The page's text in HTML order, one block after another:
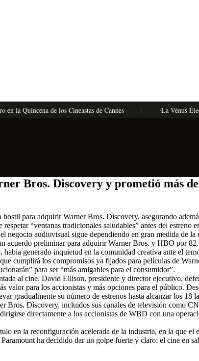
Quincena de los Cineastas de Cannes La Vénus
Bros. Discovery y prometió más de
para adquirir Warner Bros. Discovery, asegurando
“ventanas tradicionales saludables” antes del estreno
audiovisual sigue dependiendo en gran medida de la
acuerdo preliminar para adquirir Warner Bros. y HBO por
generado inquietud en la comunidad creativa ante el
cumplirá los compromisos ya fijados para películas de
para ser “más amigables para el consumidor”.
al cine. David Ellison, presidente y director ejecutivo,
valor para los accionistas y más opciones para el público.
gradualmente su número de estrenos hasta alcanzar los 18
Bros. Discovery, incluidos sus canales de televisión como
directamente a los accionistas de WBD con una
en la reconfiguración acelerada de la industria, en la que
ha decidido dar un golpe fuerte y claro: el cine en